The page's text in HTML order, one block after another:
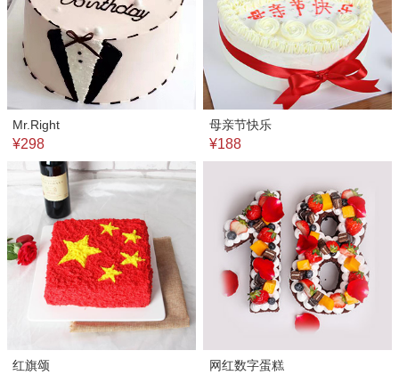
Mr.Right
¥298
母亲节快乐
¥188
红旗颂 网红数字蛋糕